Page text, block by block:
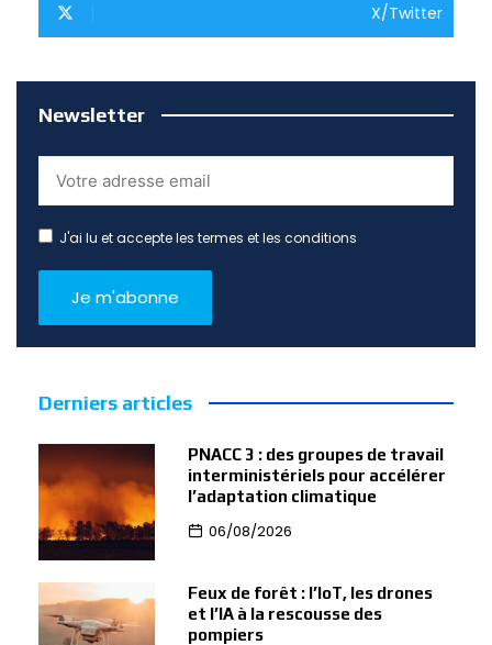
X/Twitter
Newsletter
J'ai lu et accepte les termes et les conditions
Derniers articles
PNACC 3 : des groupes de travail
interministériels pour accélérer
l’adaptation climatique
06/08/2026
Feux de forêt : l’IoT, les drones
et l’IA à la rescousse des
pompiers